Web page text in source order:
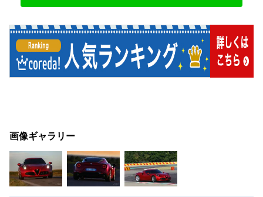
画像ギャラリー